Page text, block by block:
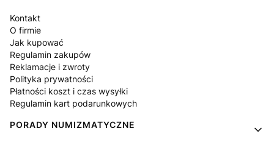
Kontakt
O firmie
Jak kupować
Regulamin zakupów
Reklamacje i zwroty
Polityka prywatności
Płatności koszt i czas wysyłki
Regulamin kart podarunkowych
PORADY NUMIZMATYCZNE